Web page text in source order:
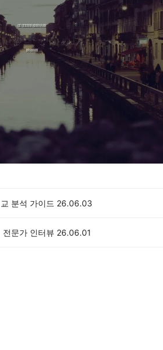
분석 가이드 26.06.03
문가 인터뷰 26.06.01